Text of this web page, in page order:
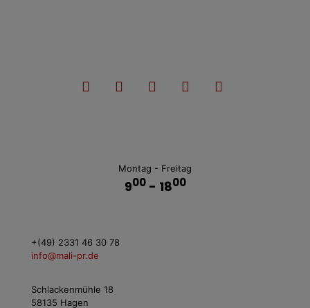
Montag - Freitag
900- 1800
+(49) 2331 46 30 78
info@mali-pr.de
Schlackenmühle 18
58135 Hagen